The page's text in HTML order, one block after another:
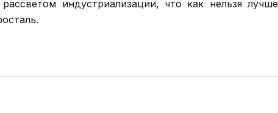
индустриализации, что как нельзя лучше